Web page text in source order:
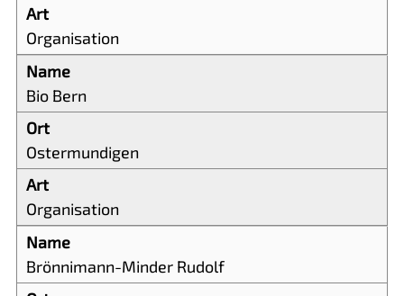
Organisation
Bio Bern
Ostermundigen
Organisation
Brönnimann-Minder Rudolf